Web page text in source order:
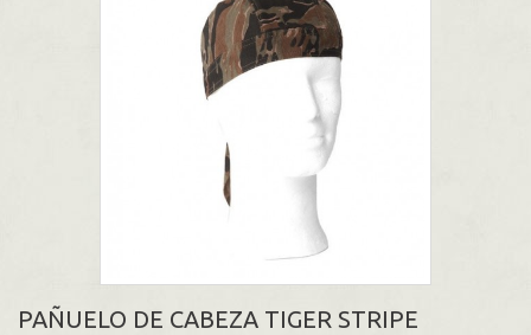
PAÑUELO DE CABEZA TIGER STRIPE